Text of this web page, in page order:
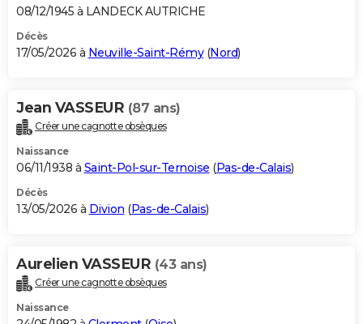
08/12/1945 à LANDECK AUTRICHE
Décès
17/05/2026 à Neuville-Saint-Rémy(Nord)
Jean VASSEUR (87 ans)
Créer une cagnotte obsèques
Naissance
06/11/1938 à Saint-Pol-sur-Ternoise (Pas-de-Calais)
Décès
13/05/2026 à Divion (Pas-de-Calais)
Aurelien VASSEUR (43 ans)
Créer une cagnotte obsèques
Naissance